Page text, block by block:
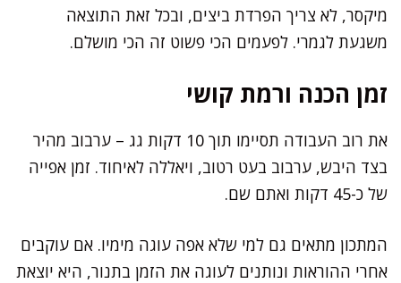
מיקסר, לא צריך הפרדת ביצים, ובכל זאת התוצאה
משגעת לגמרי. לפעמים הכי פשוט זה הכי מושלם.
זמן הכנה ורמת קושי
את רוב העבודה תסיימו תוך 10 דקות גג – ערבוב מהיר
בצד היבש, ערבוב בעט רטוב, ויאללה לאיחוד. זמן אפייה
של כ-45 דקות ואתם שם.
המתכון מתאים גם למי שלא אפה עוגה מימיו. אם עוקבים
אחרי ההוראות ונותנים לעוגה את הזמן בתנור, היא יוצאת